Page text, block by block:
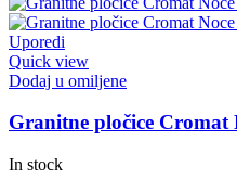
Uporedi
Quick view
Dodaj u omiljene
Granitne pločice Cromat
In stock